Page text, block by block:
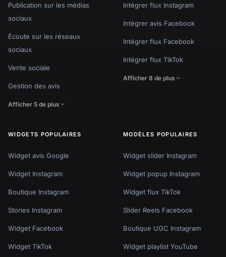
Publication sur les médias
sociaux
Écoute sur les réseaux
sociaux
Vente sociale
Gestion des avis
Afficher 5 de plus
Intégrer flux Instagram
Intégrer avis Facebook
Intégrer flux Facebook
Intégrer flux TikTok
Afficher 8 de plus
WIDGETS POPULAIRES
Widget avis Google
Widget Instagram
Boutique Instagram
Stories Instagram
Widget Facebook
Widget TikTok
MODÈLES POPULAIRES
Widget slider Instagram
Widget popup Instagram
Widget flux TikTok
Slider Reels Facebook
Boutique UGC Instagram
Widget playlist YouTube